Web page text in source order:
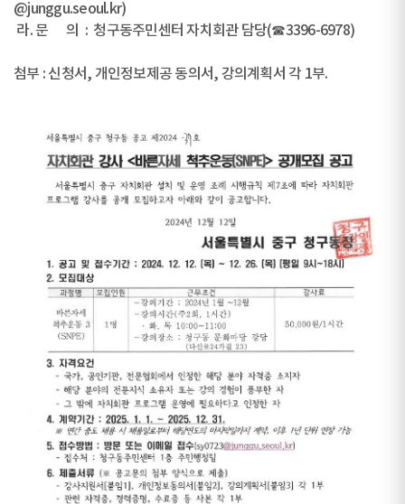
@junggu.seoul.kr)
라. 문 의 : 청구동주민센터 자치회관 담당(☎3396-6978)
첨부 : 신청서, 개인정보제공 동의서, 강의계획서 각 1부.